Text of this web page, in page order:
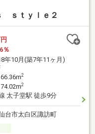
ｓｔｙｌｅ２
％
年10月(築7年11ヶ月)
2
2
太子堂駅 徒歩9分
台市太白区諏訪町